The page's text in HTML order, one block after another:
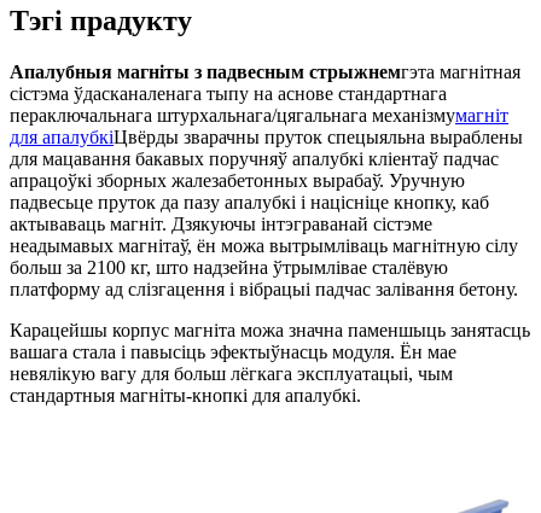
Тэгі прадукту
Апалубныя магніты з падвесным стрыжнемгэта магнітная
сістэма ўдасканаленага тыпу на аснове стандартнага
пераключальнага штурхальнага/цягальнага механізмумагніт
для апалубкіЦвёрды зварачны пруток спецыяльна выраблены
для мацавання бакавых поручняў апалубкі кліентаў падчас
апрацоўкі зборных жалезабетонных вырабаў. Уручную
падвесьце пруток да пазу апалубкі і націсніце кнопку, каб
актываваць магніт. Дзякуючы інтэграванай сістэме
неадымавых магнітаў, ён можа вытрымліваць магнітную сілу
больш за 2100 кг, што надзейна ўтрымлівае сталёвую
платформу ад слізгацення і вібрацыі падчас залівання бетону.
Карацейшы корпус магніта можа значна паменшыць занятасць
вашага стала і павысіць эфектыўнасць модуля. Ён мае
невялікую вагу для больш лёгкага эксплуатацыі, чым
стандартныя магніты-кнопкі для апалубкі.